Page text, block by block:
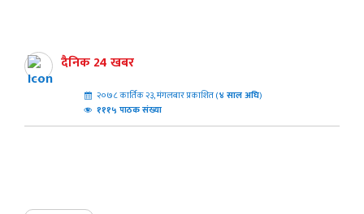
दैनिक 24 खबर
२०७८ कार्तिक २३, मंगलबार प्रकाशित (४ साल अघि)
१११५ पाठक संख्या